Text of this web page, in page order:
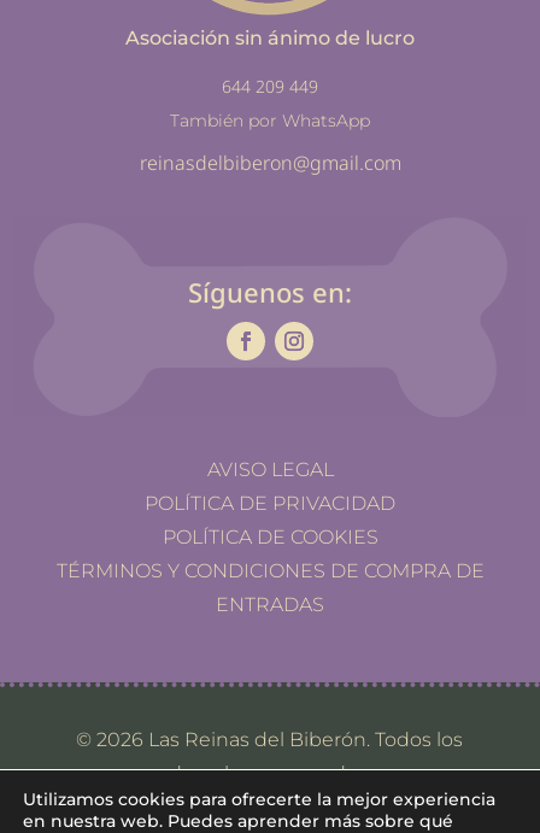
Asociación sin ánimo de lucro
644 209 449
También por WhatsApp
reinasdelbiberon@gmail.com
Síguenos en:
AVISO LEGAL
POLÍTICA DE PRIVACIDAD
POLÍTICA DE COOKIES
TÉRMINOS Y CONDICIONES DE COMPRA DE
ENTRADAS
© 2026 Las Reinas del Biberón. Todos los
derechos reservados.
Utilizamos cookies para ofrecerte la mejor experiencia
en nuestra web. Puedes aprender más sobre qué